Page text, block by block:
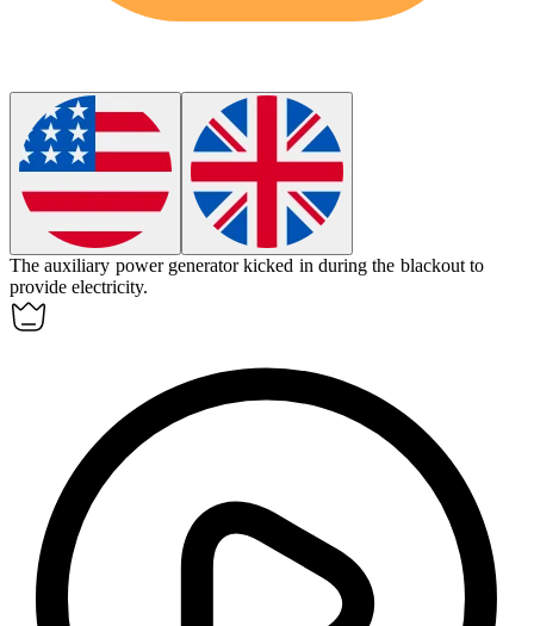
Theauxiliary power generator kicked in during the blackout to
provide electricity.